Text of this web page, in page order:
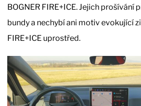
BOGNER FIRE+ICE. Jejich prošívání
bundy a nechybí ani motiv evokující
FIRE+ICE uprostřed.